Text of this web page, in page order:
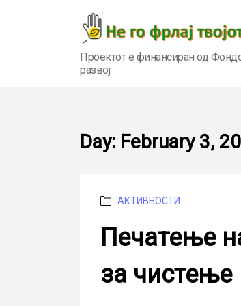
Проектот е финансиран од
развој
Day: February 3,
Categories
АКТИВНОСТИ
Печатење
за чистење